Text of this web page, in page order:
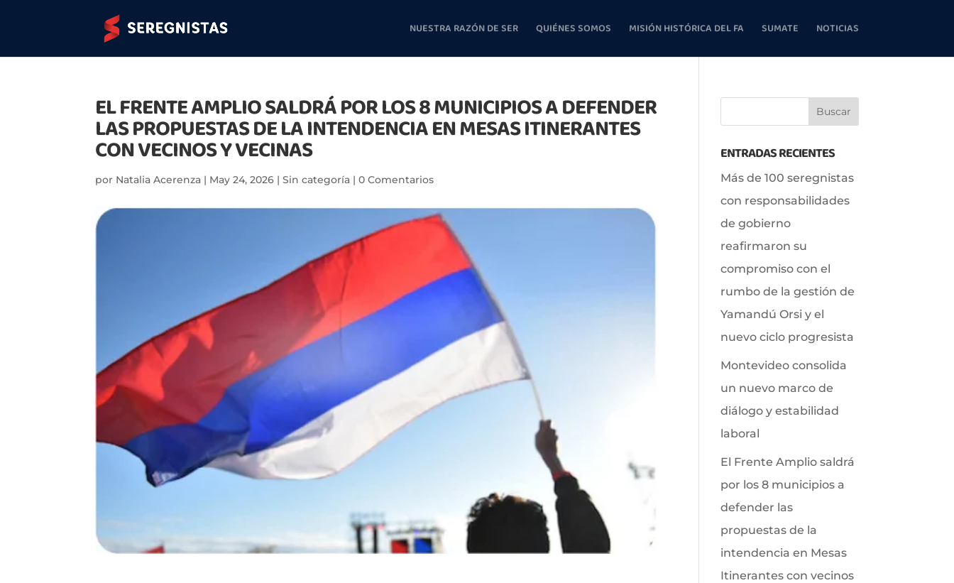
NUESTRA RAZÓN DE SER QUIÉNES SOMOS MISIÓN HISTÓRICA DEL FA SUMATE NOTICIAS
EL FRENTE AMPLIO SALDRÁ POR LOS 8 MUNICIPIOS A DEFENDER
LAS PROPUESTAS DE LA INTENDENCIA EN MESAS ITINERANTES
CON VECINOS Y VECINAS
por Natalia Acerenza | May 24, 2026 |Sin categoría |0 Comentarios
ENTRADAS RECIENTES
Más de 100 seregnistas
con responsabilidades
de gobierno
reafirmaron su
compromiso con el
rumbo de la gestión de
Yamandú Orsi y el
nuevo ciclo progresista
Montevideo consolida
un nuevo marco de
diálogo y estabilidad
laboral
El Frente Amplio saldrá
por los 8 municipios a
defender las
propuestas de la
intendencia en Mesas
Itinerantes con vecinos